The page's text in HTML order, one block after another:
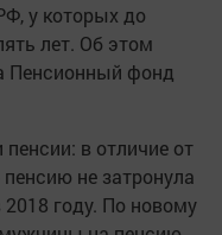
у которых до
лет. Об этом
Пенсионный фонд
в отличие от
не затронула
году. По новому